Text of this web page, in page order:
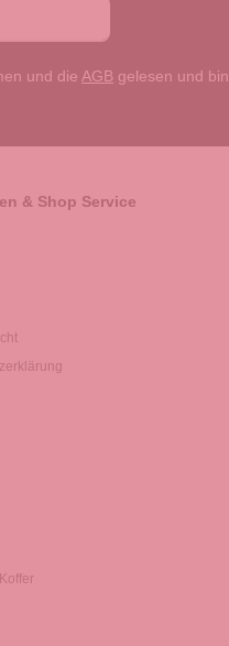
und die AGB gelesen und bin
& Shop Service